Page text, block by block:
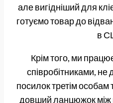
але вигідніший для
готуємо товар до
в
Крім того, ми
співробітниками, не
посилок третім
довший ланцюжок між